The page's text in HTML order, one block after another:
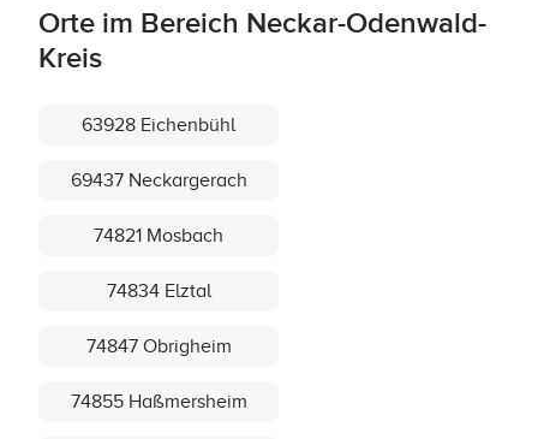
Orte im Bereich Neckar-Odenwald-
Kreis
63928 Eichenbühl
69437 Neckargerach
74821 Mosbach
74834 Elztal
74847 Obrigheim
74855 Haßmersheim